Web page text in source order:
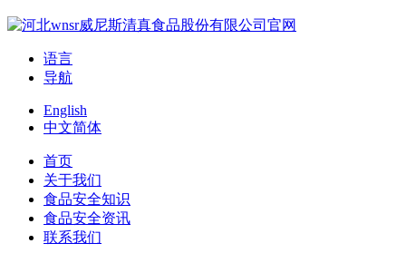
语言
导航
English
中文简体
首页
关于我们
食品安全知识
食品安全资讯
联系我们